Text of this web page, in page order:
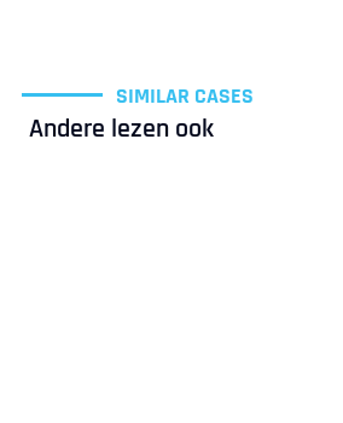
SIMILAR CASES
Andere lezen ook